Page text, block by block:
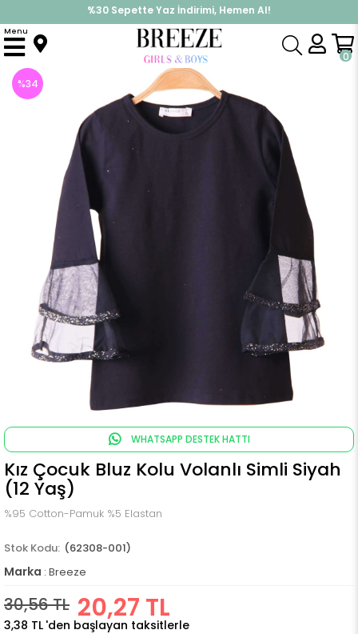
%30 Sepette Yaz İndirimi, Hemen Al!
İndirimlere ek %10 İndirimi Kap, Hemen Üye Ol!
0
Menu
Anasayfa Üst Giyim Uzun Kollu Tişört Kız Çocuk Bluz Kolu Volanlı Simli Siyah (12 Yaş)
%34
WHATSAPP DESTEK HATTI
Kız Çocuk Bluz Kolu Volanlı Simli Siyah
(12 Yaş)
%95 Cotton-Pamuk %5 Elastan
(62308-001)
Marka : Breeze
30,56 TL 20,27 TL
3,38 TL 'den başlayan taksitlerle